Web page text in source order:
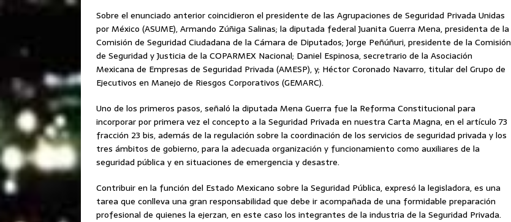
Sobre el enunciado anterior coincidieron el presidente de las Agrupaciones de Seguridad Privada Unidas
por México (ASUME), Armando Zúñiga Salinas; la diputada federal Juanita Guerra Mena, presidenta de la
Comisión de Seguridad Ciudadana de la Cámara de Diputados; Jorge Peñúñuri, presidente de la Comisión
de Seguridad y Justicia de la COPARMEX Nacional; Daniel Espinosa, secretrario de la Asociación
Mexicana de Empresas de Seguridad Privada (AMESP), y; Héctor Coronado Navarro, titular del Grupo de
Ejecutivos en Manejo de Riesgos Corporativos (GEMARC).
Uno de los primeros pasos, señaló la diputada Mena Guerra fue la Reforma Constitucional para
incorporar por primera vez el concepto a la Seguridad Privada en nuestra Carta Magna, en el artículo 73
fracción 23 bis, además de la regulación sobre la coordinación de los servicios de seguridad privada y los
tres ámbitos de gobierno, para la adecuada organización y funcionamiento como auxiliares de la
seguridad pública y en situaciones de emergencia y desastre.
Contribuir en la función del Estado Mexicano sobre la Seguridad Pública, expresó la legisladora, es una
tarea que conlleva una gran responsabilidad que debe ir acompañada de una formidable preparación
profesional de quienes la ejerzan, en este caso los integrantes de la industria de la Seguridad Privada.